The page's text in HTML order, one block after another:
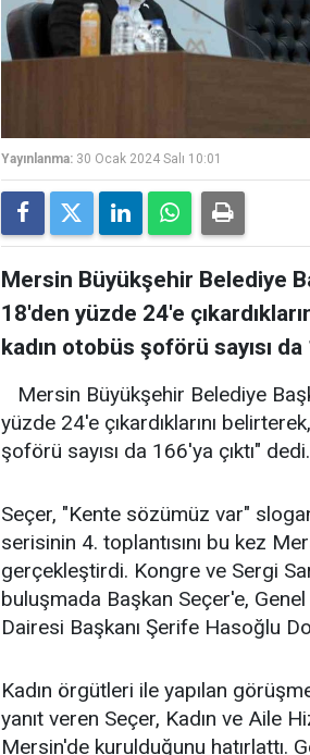
Yayınlanma: 30 Ocak 2024 Salı 10:01
Mersin Büyükşehir Belediye
18'den yüzde 24'e
kadın otobüs şoförü sayısı da
Mersin Büyükşehir Belediye
yüzde 24'e çıkardıklarını
şoförü sayısı da 166'ya çıktı" dedi.
Seçer, "Kente sözümüz var"
serisinin 4. toplantısını bu kez
gerçekleştirdi. Kongre ve Sergi
buluşmada Başkan Seçer'e,
Dairesi Başkanı Şerife Hasoğlu
Kadın örgütleri ile yapılan
yanıt veren Seçer, Kadın ve Aile
Mersin'de kurulduğunu hatırlattı.